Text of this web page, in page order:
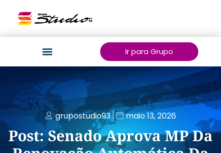
Ir para Grupo
grupostudio93 maio 13, 2026
Post: Senado Aprova MP Da